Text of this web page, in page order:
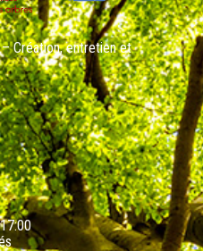
Création, entretien et